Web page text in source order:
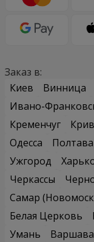
Заказ в:
Киев
Винница
Ивано-
Кременчуг
Одесса
Полтава
Ужгород
Черкассы
Самар
Белая Церковь
Умань
Варшава